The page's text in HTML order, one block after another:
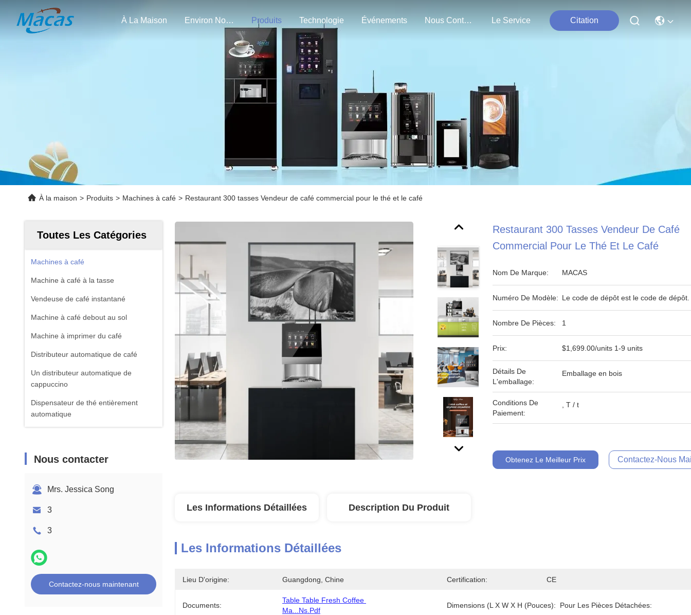
À La Maison Environ Nous Produits Technologie Événements Nous Contacter Le Service Citation
À la maison > Produits > Machines à café > Restaurant 300 tasses Vendeur de café commercial pour le thé et le café
Toutes Les Catégories
Machines à café
Machine à café à la tasse
Vendeuse de café instantané
Machine à café debout au sol
Machine à imprimer du café
Distributeur automatique de café
Un distributeur automatique de
cappuccino
Dispensateur de thé entièrement
automatique
Nous contacter
Mrs. Jessica Song
3
3
Contactez-nous maintenant
Restaurant 300 Tasses Vendeur De Café
Commercial Pour Le Thé Et Le Café
Nom De Marque: MACAS
Numéro De Modèle: Le code de dépôt est le code de dépôt.
Nombre De Pièces: 1
Prix: $1,699.00/units 1-9 units
Détails De
L'emballage:
Emballage en bois
Conditions De
Paiement:
, T / t
Obtenez Le Meilleur Prix Contactez-Nous
Les Informations Détaillées Description Du Produit
Les Informations Détaillées
Lieu D'origine: Guangdong, Chine Certification: CE
Documents:
Table Table Fresh Coffee
Ma...ns.pdf
Dimensions (l X W X H (pouces): Pour Les Pièces Détachées: